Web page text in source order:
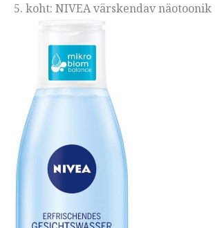
5. koht: NIVEA värskendav näotoonik